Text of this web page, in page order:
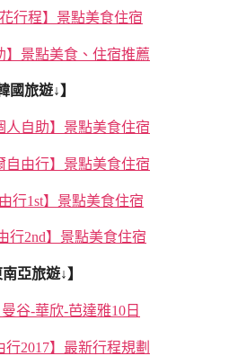
花行程】景點美食住宿
】景點美食、住宿推薦
國旅遊↓】
人自助】景點美食住宿
自由行】景點美食住宿
行1st】景點美食住宿
行2nd】景點美食住宿
南亞旅遊↓】
曼谷-華欣-芭達雅10日
行2017】最新行程規劃